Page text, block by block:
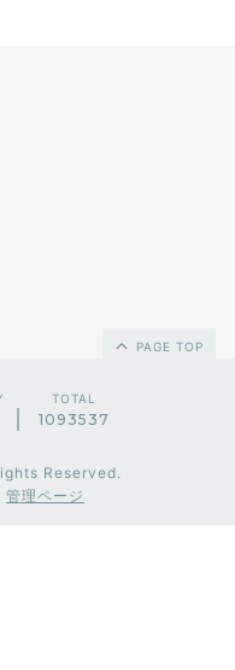
PAGE TOP
TOTAL
1093537
Reserved.
管理ページ